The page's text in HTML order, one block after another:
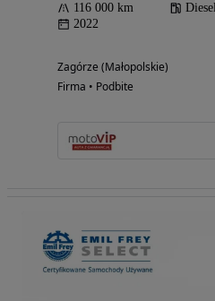
116 000 km
2022
Zagórze (Małopolskie)
Firma • Podbite